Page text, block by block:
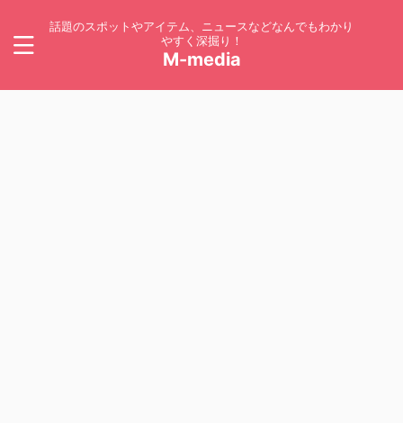
話題のスポットやアイテム、ニュースなどなんでもわかり
やすく深掘り！
M-media